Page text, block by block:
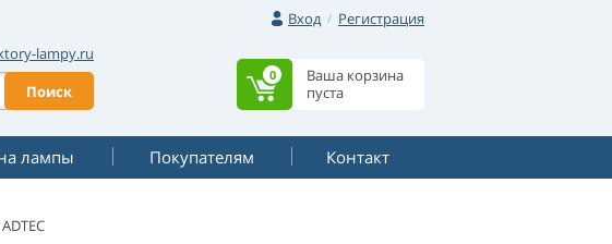
Вход
Регистрация
lampy.ru
Поиск
Ваша корзина
пуста
0
лампы Покупателям Контакт